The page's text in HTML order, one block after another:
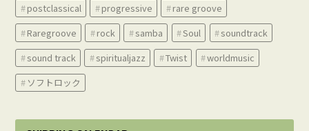
postclassical
progressive
rare groove
Raregroove
rock samba Soul
soundtrack
sound track
spiritualjazz Twist
worldmusic
ソフトロック